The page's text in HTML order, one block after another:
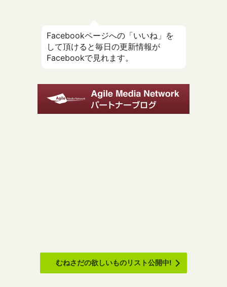
Facebookページへの「いいね」を
して頂けると毎日の更新情報が
Facebookで見れます。
むねさだの欲しいものリスト公開中!